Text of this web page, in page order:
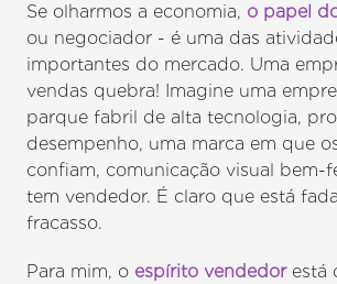
Se olharmos a economia, o papel
ou negociador - é uma das
importantes do mercado. Uma
vendas quebra! Imagine uma
parque fabril de alta tecnologia,
desempenho, uma marca em que
confiam, comunicação visual bem-
tem vendedor. É claro que está
fracasso.
Para mim, o espírito vendedorestá